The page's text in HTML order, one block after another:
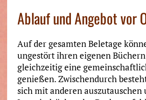
Ablauf und Angebot vor
Auf der gesamten Beletage
ungestört ihren eigenen
gleichzeitig eine
genießen. Zwischendurch
sich mit anderen auszutauschen